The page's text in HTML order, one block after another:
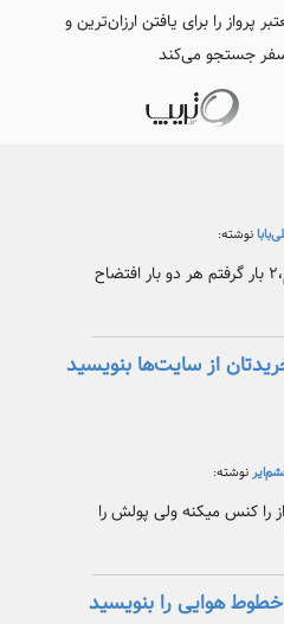
پرواز را برای یافتن ارزان‌ترین و
جستجو می‌کند
نوشته:
از سایت‌ها بنویسید
نوشته:
را کنس میکنه ولی پولش را
هوایی را بنویسید